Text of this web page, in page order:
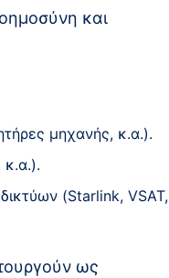
και
μηχανής, κ.α.).
κ.α.).
(Starlink, VSAT,
ως